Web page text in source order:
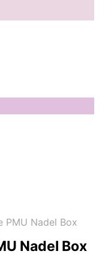
PMU Nadel Box
Nadel Box